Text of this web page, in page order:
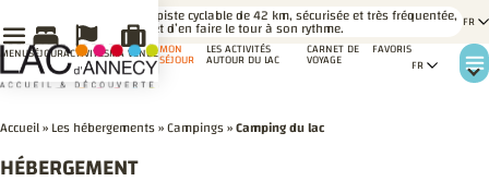
VOUS ?
Une piste cyclable de 42 km, sécurisée et très fréquentée,
permet d’en faire le tour à son rythme.
MON
SÉJOUR
LES ACTIVITÉS
AUTOUR DU LAC
CARNET DE
VOYAGE
FAVORIS
MENUSÉJOURACTIVITÉSMA VENUE
Accueil»Les hébergements»Campings»Camping du lac
HÉBERGEMENT